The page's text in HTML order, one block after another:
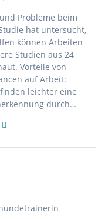
Probleme beim
hat untersucht,
können Arbeiten
Studien aus 24
Vorteile von
auf Arbeit:
leichter eine
durch…